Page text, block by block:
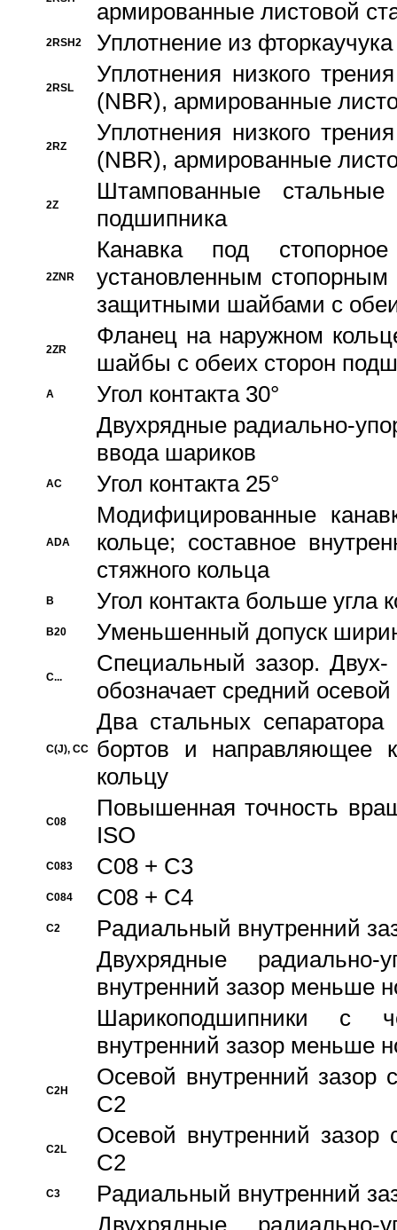
армированные листовой
2RSH2 Уплотнение из
2RSL
Уплотнения низкого
(NBR), армированные
2RZ
Уплотнения низкого
(NBR), армированные
2Z
Штампованные
подшипника
2ZNR
Канавка под
установленным
защитными шайбами с
2ZR
Фланец на наружном
шайбы с обеих сторон
A
Угол контакта 30°
Двухрядные радиально-
ввода шариков
AC Угол контакта 25°
ADA
Модифицированные
кольце; составное
стяжного кольца
B Угол контакта больше угла
B20 Уменьшенный допуск
C...
Специальный зазор.
обозначает средний
C(J), CC
Два стальных сепаратора
бортов и направляющее
кольцу
C08
Повышенная точность
ISO
C083 C08 + C3
C084 C08 + C4
C2
Pадиальный внутренний
Двухрядные радиально-
внутренний зазор меньше
Шарикоподшипники с
внутренний зазор меньше
C2H
Осевой внутренний зазор
C2
C2L
Осевой внутренний зазор
C2
C3
Pадиальный внутренний
Двухрядные